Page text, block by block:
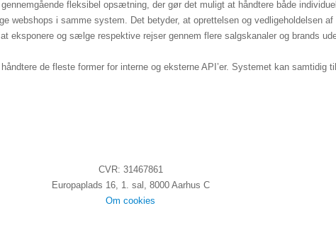
fleksibel opsætning, der gør det muligt at håndtere både
webshops i samme system. Det betyder, at oprettelsen og vedligeholdelsen
eksponere og sælge respektive rejser gennem flere salgskanaler og brands
de fleste former for interne og eksterne API’er. Systemet kan samtidig
CVR: 31467861
Europaplads 16, 1. sal, 8000 Aarhus C
Om cookies